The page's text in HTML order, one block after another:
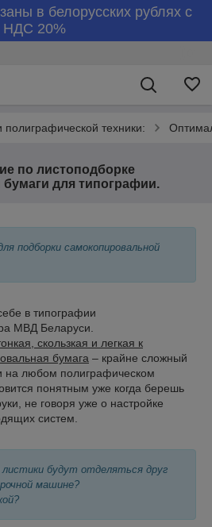
в белорусских рублях с
НДС 20%
техники:
по листоподборке
для типографии.
подборки самокопировальной
в типографии
МВД Беларуси.
скользкая и легкая к
бумага – крайне сложный
на любом полиграфическом
понятным уже когда берешь
не говоря уже о настройке
систем.
будут отделяться друг
машине?